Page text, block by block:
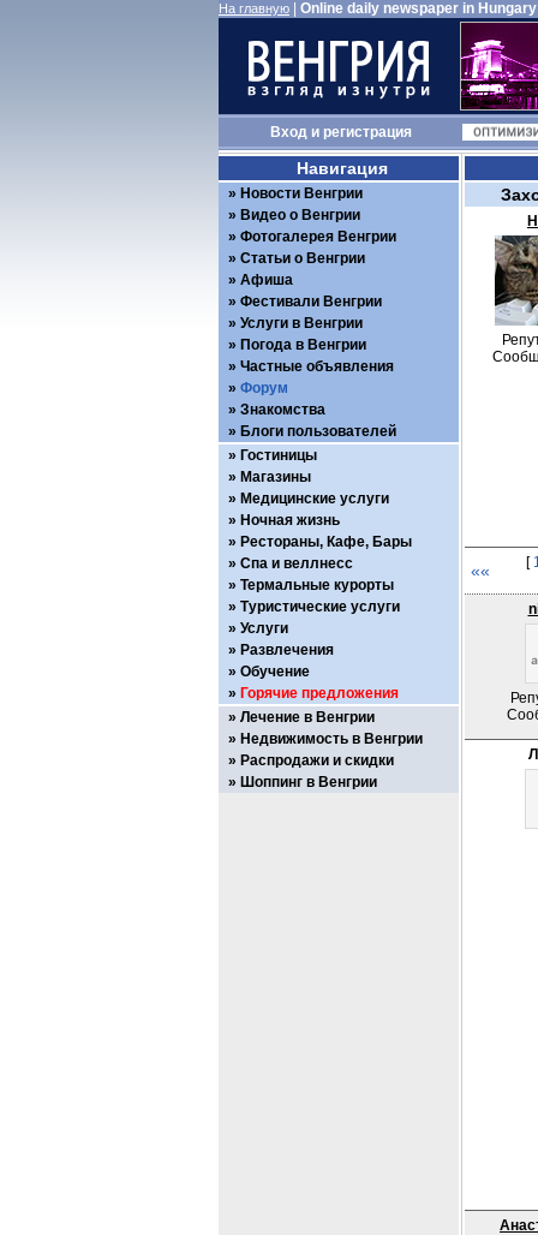
На главную Online daily newspaper in Hungary
Входи регистрация
«« [
Навигация
Новости Венгрии
Видео о Венгрии
Фотогалерея Венгрии
Статьи о Венгрии
Афиша
Фестивали Венгрии
Услуги в Венгрии
Погода в Венгрии
Частные объявления
Форум
Знакомства
Блоги пользователей
Гостиницы
Магазины
Медицинские услуги
Ночная жизнь
Рестораны, Кафе, Бары
Спа и веллнесс
Термальные курорты
Туристические услуги
Услуги
Развлечения
Обучение
Горячие предложения
Лечение в Венгрии
Недвижимость в Венгрии
Распродажи и скидки
Шоппинг в Венгрии